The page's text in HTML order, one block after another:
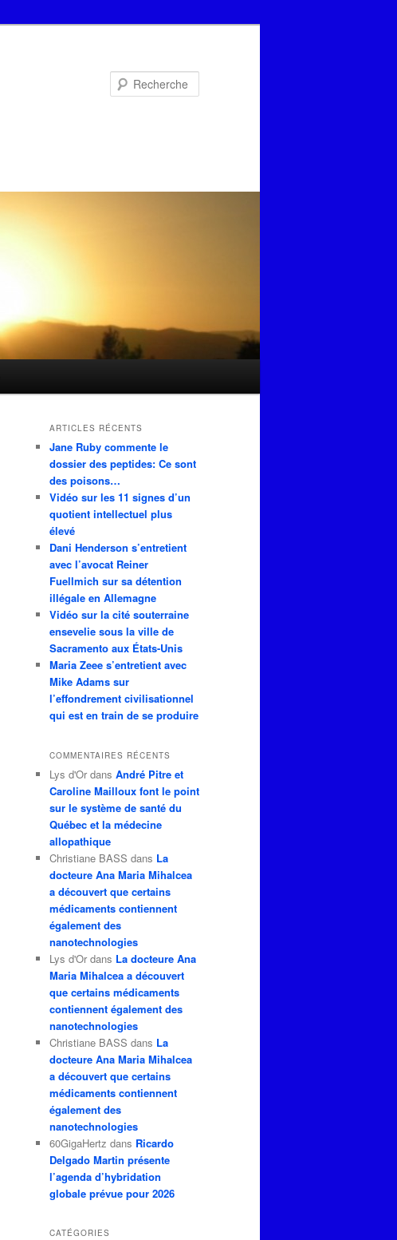
ARTICLES RÉCENTS
Jane Ruby commente le
dossier des peptides: Ce sont
des poisons…
Vidéo sur les 11 signes d’un
quotient intellectuel plus
élevé
Dani Henderson s’entretient
avec l’avocat Reiner
Fuellmich sur sa détention
illégale en Allemagne
Vidéo sur la cité souterraine
ensevelie sous la ville de
Sacramento aux États-Unis
Maria Zeee s’entretient avec
Mike Adams sur
l’effondrement civilisationnel
qui est en train de se produire
COMMENTAIRES RÉCENTS
Lys d'Or dans André Pitre et
Caroline Mailloux font le point
sur le système de santé du
Québec et la médecine
allopathique
Christiane BASS dans La
docteure Ana Maria Mihalcea
a découvert que certains
médicaments contiennent
également des
nanotechnologies
Lys d'Or dans La docteure Ana
Maria Mihalcea a découvert
que certains médicaments
contiennent également des
nanotechnologies
Christiane BASS dans La
docteure Ana Maria Mihalcea
a découvert que certains
médicaments contiennent
également des
nanotechnologies
60GigaHertz dans Ricardo
Delgado Martin présente
l’agenda d’hybridation
globale prévue pour 2026
CATÉGORIES